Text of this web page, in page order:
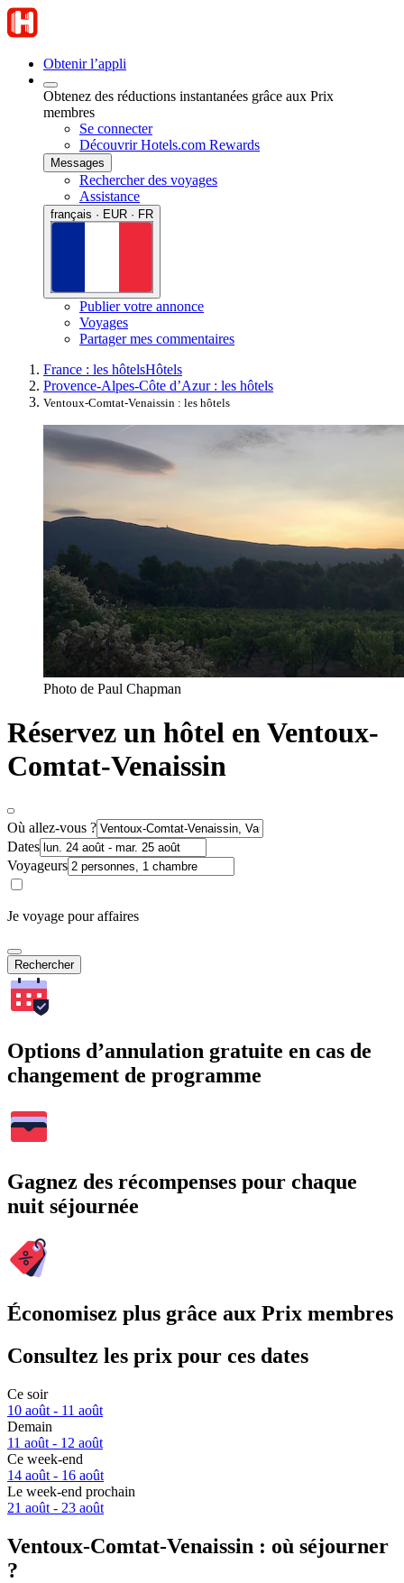
Obtenir l’appli
Obtenez des réductions instantanées grâce aux Prix
membres
Se connecter
Découvrir Hotels.com Rewards
Messages
Rechercher des voyages
Assistance
français · EUR · FR
Publier votre annonce
Voyages
Partager mes commentaires
France : les hôtelsHôtels
Provence-Alpes-Côte d’Azur : les hôtels
Ventoux-Comtat-Venaissin : les hôtels
Photo de Paul Chapman
Réservez un hôtel en Ventoux-
Comtat-Venaissin
Où allez-vous ?
Dates
Voyageurs
Je voyage pour affaires
Rechercher
Options d’annulation gratuite en cas de
changement de programme
Gagnez des récompenses pour chaque
nuit séjournée
Économisez plus grâce aux Prix membres
Consultez les prix pour ces dates
Ce soir
10 août - 11 août
Demain
11 août - 12 août
Ce week-end
14 août - 16 août
Le week-end prochain
21 août - 23 août
Ventoux-Comtat-Venaissin : où séjourner
?